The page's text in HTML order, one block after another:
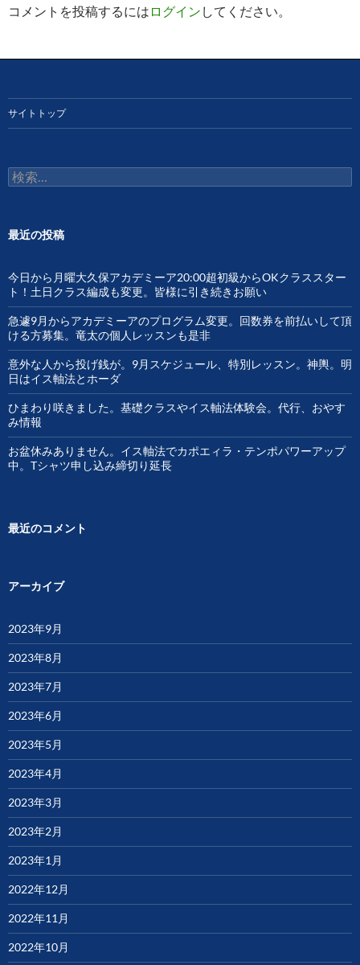
ョ
コメントを投稿するには ログイン してください。
サイトトップ
検
索:
最近の投稿
今日から月曜大久保アカデミーア20:00超初級からOKクラススター
ト！土日クラス編成も変更。皆様に引き続きお願い
急遽9月からアカデミーアのプログラム変更。回数券を前払いして頂
ける方募集。竜太の個人レッスンも是非
意外な人から投げ銭が。9月スケジュール、特別レッスン。神輿。明
日はイス軸法とホーダ
ひまわり咲きました。基礎クラスやイス軸法体験会。代行、おやす
み情報
お盆休みありません。イス軸法でカポエィラ・テンポパワーアップ
中。Tシャツ申し込み締切り延長
最近のコメント
アーカイブ
2023年9月
2023年8月
2023年7月
2023年6月
2023年5月
2023年4月
2023年3月
2023年2月
2023年1月
2022年12月
2022年11月
2022年10月